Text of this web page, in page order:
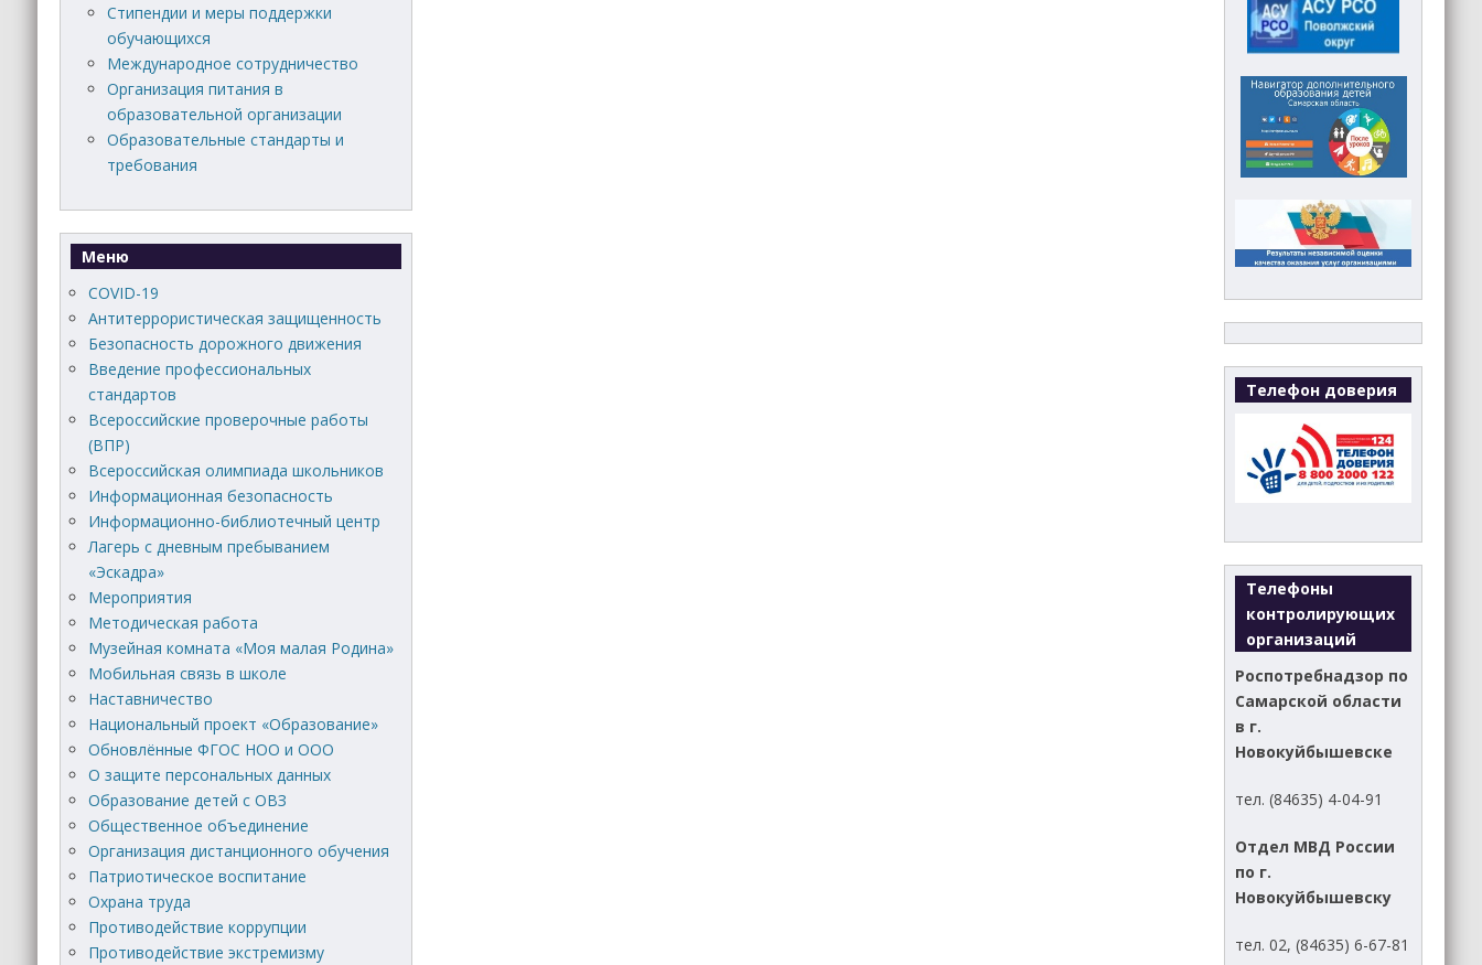
Стипендии и меры поддержки
обучающихся
Международное сотрудничество
Организация питания в
образовательной организации
Образовательные стандарты и
требования
Меню
COVID-19
Антитеррористическая защищенность
Безопасность дорожного движения
Введение профессиональных
стандартов
Всероссийские проверочные работы
(ВПР)
Всероссийская олимпиада школьников
Информационная безопасность
Информационно-библиотечный центр
Лагерь с дневным пребыванием
«Эскадра»
Мероприятия
Методическая работа
Музейная комната «Моя малая Родина»
Мобильная связь в школе
Наставничество
Национальный проект «Образование»
Обновлённые ФГОС НОО и ООО
О защите персональных данных
Образование детей с ОВЗ
Общественное объединение
Организация дистанционного обучения
Патриотическое воспитание
Охрана труда
Противодействие коррупции
Противодействие экстремизму
Телефон доверия
Телефоны
контролирующих
организаций
Роспотребнадзор по
Самарской области
в г.
Новокуйбышевске
тел. (84635) 4-04-91
Отдел МВД России
по г.
Новокуйбышевску
тел. 02, (84635) 6-67-81